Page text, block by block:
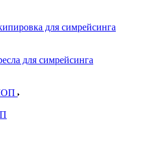
для симрейсинга
для симрейсинга